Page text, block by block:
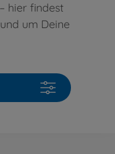
hier findest
um Deine